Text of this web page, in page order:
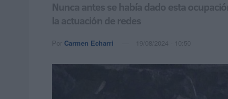
Nunca antes se había dado esta
la actuación de redes
Por Carmen Echarri 19/08/2024 - 10:50